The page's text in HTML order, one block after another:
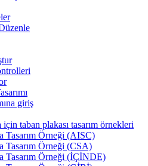
giriş
için taban plakası tasarım örnekleri
Tasarım Örneği (AISC)
Tasarım Örneği (CSA)
Tasarım Örneği (İÇİNDE)